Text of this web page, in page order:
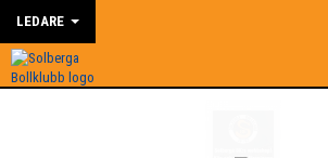
LEDARE